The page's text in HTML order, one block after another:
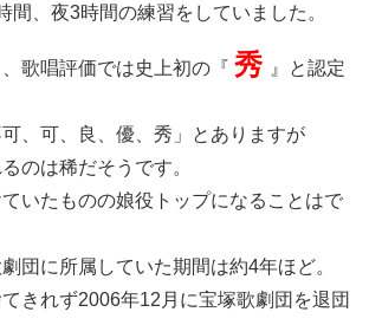
間、夜3時間の練習をしていました。
歌唱評価では史上初の『 秀 』と認定
、可、良、優、秀」とありますが
のは稀だそうです。
いたものの娘役トップになることはで
団に所属していた期間は約4年ほど。
きれず2006年12月に宝塚歌劇団を退団